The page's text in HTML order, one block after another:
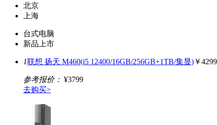
北京
上海
台式电脑
新品上市
1联想 扬天 M460(i5 12400/16GB/256GB+1TB/集显) ￥4299
参考报价： ¥3799
去购买>